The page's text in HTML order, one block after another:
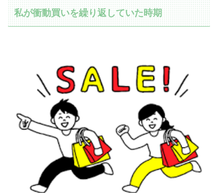
私が衝動買いを繰り返していた時期